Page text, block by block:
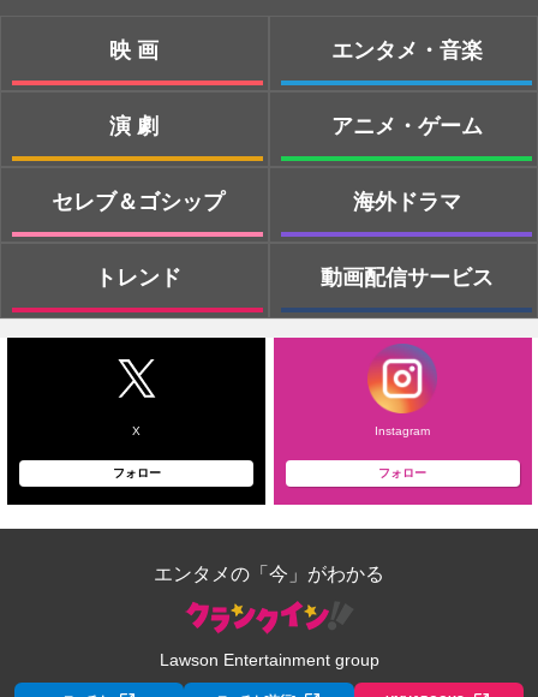
映画
演劇
セレブ＆ゴシップ
トレンド
エンタメ・音楽
アニメ・ゲーム
海外ドラマ
動画配信サービス
X
フォロー
Instagram
フォロー
エンタメの「今」がわかる
Lawson Entertainment group